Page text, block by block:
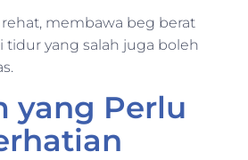
membawa beg berat
tidur yang salah juga boleh
yang Perlu